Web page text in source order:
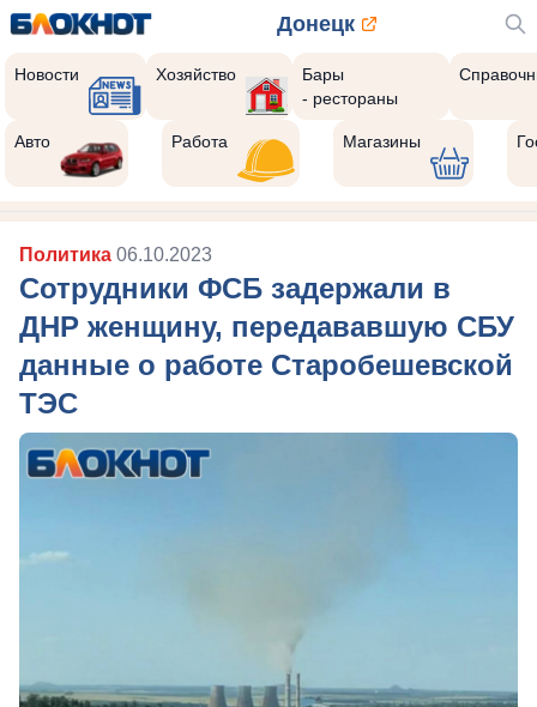
Донецк
Новости Хозяйство
Бары
- рестораны
Авто Работа Магазины
Политика 06.10.2023
Сотрудники ФСБ задержали в
ДНР женщину, передававшую СБУ
данные о работе Старобешевской
ТЭС